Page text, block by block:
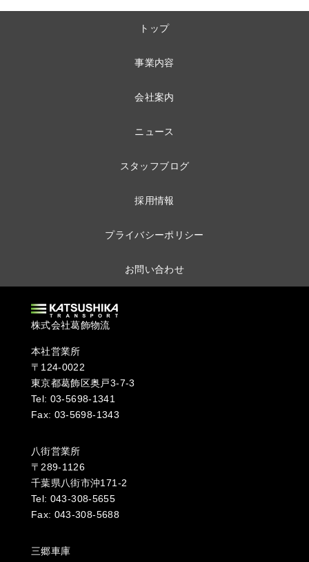
トップ
事業内容
会社案内
ニュース
スタッフブログ
採用情報
プライバシーポリシー
お問い合わせ
株式会社葛飾物流
本社営業所
〒124-0022
東京都葛飾区奥戸3-7-3
Tel: 03-5698-1341
Fax: 03-5698-1343
八街営業所
〒289-1126
千葉県八街市沖171-2
Tel: 043-308-5655
Fax: 043-308-5688
三郷車庫